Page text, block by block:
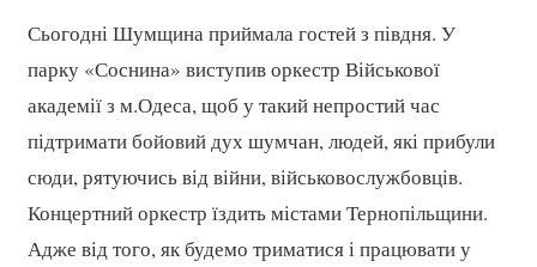
Сьогодні Шумщина приймала гостей з півдня. У
парку «Соснина» виступив оркестр Військової
академії з м.Одеса, щоб у такий непростий час
підтримати бойовий дух шумчан, людей, які прибули
сюди, рятуючись від війни, військовослужбовців.
Концертний оркестр їздить містами Тернопільщини.
Адже від того, як будемо триматися і працювати у